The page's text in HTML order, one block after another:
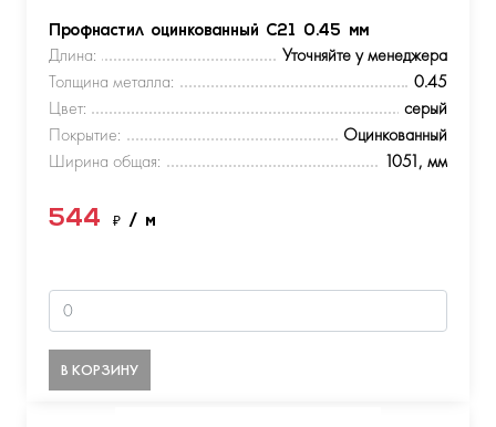
Профнастил оцинкованный С21 0.45 мм
Длина:
Уточняйте у менеджера
Толщина металла:
0.45
Цвет:
серый
Покрытие:
Оцинкованный
Ширина общая:
1051, мм
544 ₽ / м
В КОРЗИНУ